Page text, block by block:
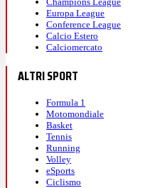
Europa League
Conference League
Calcio Estero
Calciomercato
ALTRI SPORT
Formula 1
Motomondiale
Basket
Tennis
Running
Volley
eSports
Ciclismo